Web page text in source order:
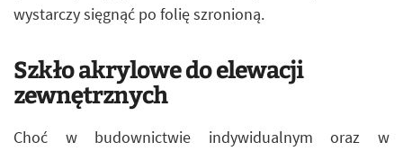
wystarczy sięgnąć po folię szronioną.
Szkło akrylowe do elewacji
zewnętrznych
Choć w budownictwie indywidualnym oraz w